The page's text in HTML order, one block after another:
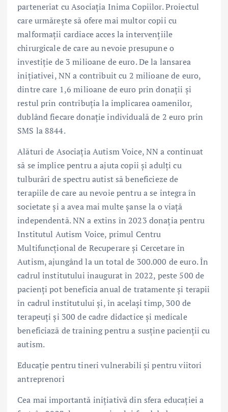
parteneriat cu Asociația Inima Copiilor. Proiectul
care urmărește să ofere mai multor copii cu
malformații cardiace acces la intervențiile
chirurgicale de care au nevoie presupune o
investiție de 3 milioane de euro. De la lansarea
inițiativei, NN a contribuit cu 2 milioane de euro,
dintre care 1,6 milioane de euro prin donații și
restul prin contribuția la implicarea oamenilor,
dublând fiecare donație individuală de 2 euro prin
SMS la 8844.
Alături de Asociația Autism Voice, NN a continuat
să se implice pentru a ajuta copii și adulți cu
tulburări de spectru autist să beneficieze de
terapiile de care au nevoie pentru a se integra în
societate și a avea mai multe șanse la o viață
independentă. NN a extins în 2023 donația pentru
Institutul Autism Voice, primul Centru
Multifuncțional de Recuperare și Cercetare în
Autism, ajungând la un total de 300.000 de euro. În
cadrul institutului inaugurat în 2022, peste 500 de
pacienți pot beneficia anual de tratamente și terapii
în cadrul institutului și, în același timp, 300 de
terapeuți și 300 de cadre didactice și medicale
beneficiază de training pentru a susține pacienții cu
autism.
Educație pentru tineri vulnerabili și pentru viitori
antreprenori
Cea mai importantă inițiativă din sfera educației a